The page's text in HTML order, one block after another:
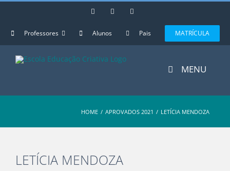
Skip
InstagramFacebook
Professores Alunos Pais MATRÍCULA
MENU
HOME / APROVADOS 2021 / LETÍCIA MENDOZA
LETÍCIA MENDOZA